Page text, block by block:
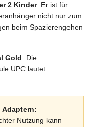
2 Kinder. Er ist für
nicht nur zum
beim Spazierengehen
Gold . Die
UPC lautet
Adaptern:
Nutzung kann